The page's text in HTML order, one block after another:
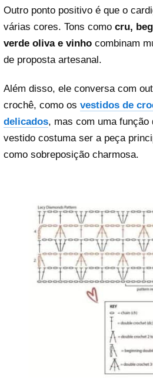
Outro ponto positivo é que o
várias cores. Tons como cru,
verde oliva e vinho combinam
de proposta artesanal.
Além disso, ele conversa com
crochê, como os vestidos de
delicados, mas com uma função
vestido costuma ser a peça
como sobreposição charmosa.